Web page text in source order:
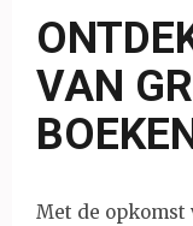
VAN
Met de opkomst